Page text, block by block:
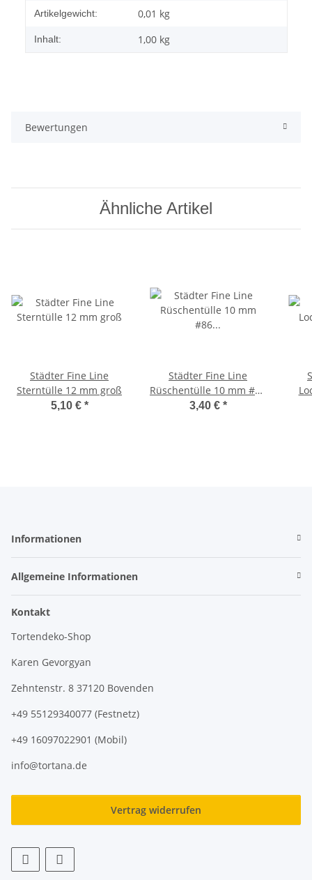
Artikelgewicht: 0,01 kg
Inhalt: 1,00 kg
Bewertungen
Ähnliche Artikel
Städter Fine Line
Sterntülle 12 mm groß
5,10 € *
Städter Fine Line
Rüschentülle 10 mm #86
klein
3,40 € *
Informationen
Allgemeine Informationen
Kontakt
Tortendeko-Shop
Karen Gevorgyan
Zehntenstr. 8 37120 Bovenden
+49 55129340077 (Festnetz)
+49 16097022901 (Mobil)
info@tortana.de
Vertrag widerrufen